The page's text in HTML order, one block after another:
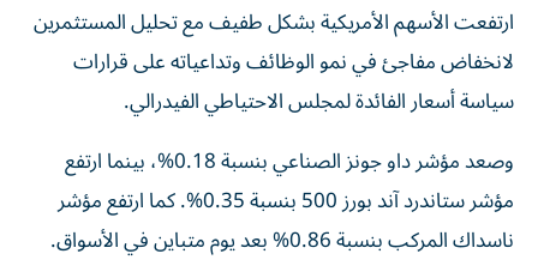
ارتفعت الأسهم الأمريكية بشكل طفيف مع تحليل المستثمرين
لانخفاض مفاجئ في نمو الوظائف وتداعياته على قرارات
سياسة أسعار الفائدة لمجلس الاحتياطي الفيدرالي.
وصعد مؤشر داو جونز الصناعي بنسبة 0.18%، بينما ارتفع
مؤشر ستاندرد آند بورز 500 بنسبة 0.35%. كما ارتفع مؤشر
ناسداك المركب بنسبة 0.86% بعد يوم متباين في الأسواق.